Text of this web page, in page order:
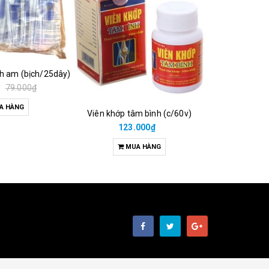
am (bịch/25dây)
79.000₫
HÀNG
Viên khớp tâm bình (c/60v)
123.000₫
MUA HÀNG